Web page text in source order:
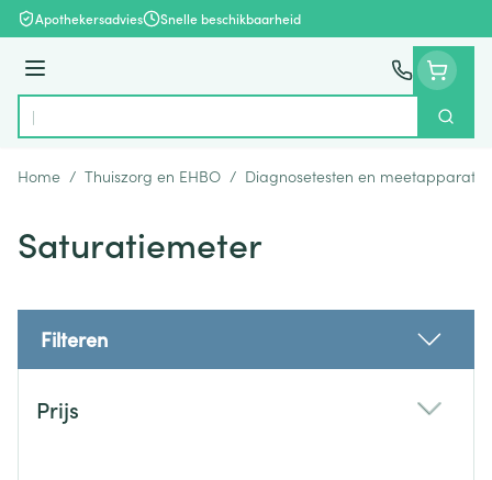
Ga naar de inhoud
Apothekersadvies Snelle beschikbaarheid
Menu
Product, merk, categorie...
Zoek
Home / Thuiszorg en EHBO / Diagnosetesten en
Saturatiemeter
Filteren
Prijs